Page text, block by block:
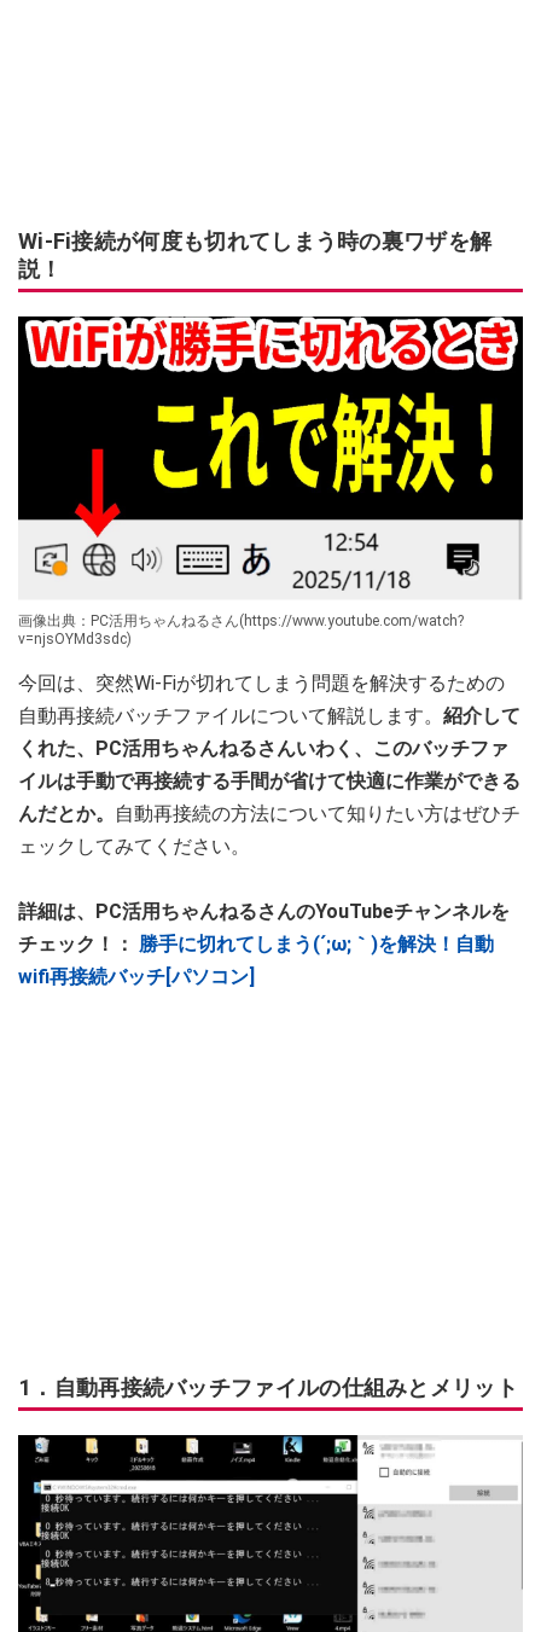
Wi-Fi接続が何度も切れてしまう時の裏ワザを解
説！
画像出典：PC活用ちゃんねるさん(https://www.youtube.com/watch?
v=njsOYMd3sdc)
今回は、突然Wi-Fiが切れてしまう問題を解決するための
自動再接続バッチファイルについて解説します。 紹介して
くれた、PC活用ちゃんねるさんいわく、このバッチファ
イルは手動で再接続する手間が省けて快適に作業ができる
んだとか。
自動再接続の方法について知りたい方はぜひチ
ェックしてみてください。
詳細は、PC活用ちゃんねるさんのYouTubeチャンネルを
チェック！： 勝手に切れてしまう(´;ω;｀)を解決！自動
wifi再接続バッチ[パソコン]
1．自動再接続バッチファイルの仕組みとメリット